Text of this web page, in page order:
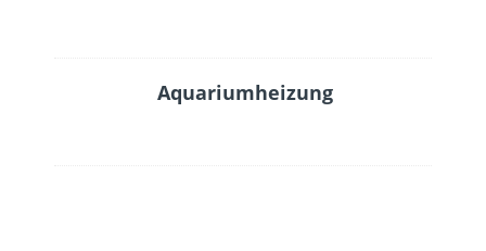
Aquariumheizung